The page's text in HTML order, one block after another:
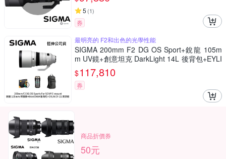
5 (1)
券
最明亮的 F2和出色的光學性能
SIGMA 200mm F2 DG OS Sport+銳龍 105m
m UV鏡+創意坦克 DarkLight 14L 後背包+EYLI
N EY-15清潔組 For SONY E-mount (公司貨)
$117,810
券
商品折價券
50元